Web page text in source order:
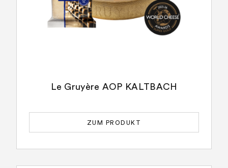
Le Gruyère AOP KALTBACH
ZUM PRODUKT